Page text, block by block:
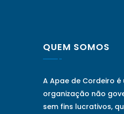
QUEM SOMOS
A Apae de Cordeiro é
organização não
sem fins lucrativos,